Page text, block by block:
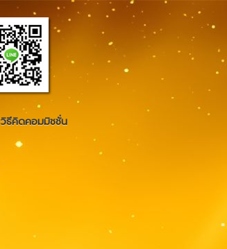
วิธีคิดคอมมิชชั่น